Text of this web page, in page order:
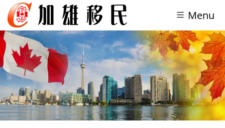
Menu